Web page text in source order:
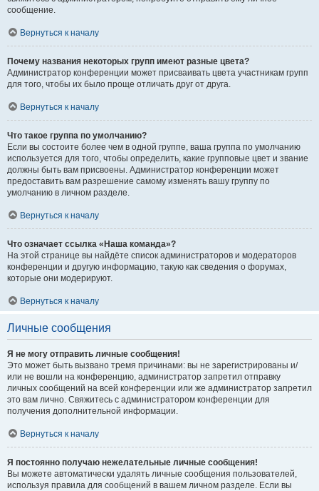
сообщение.
Вернуться к началу
Почему названия некоторых групп имеют разные цвета?
Администратор конференции может присваивать цвета участникам групп
для того, чтобы их было проще отличать друг от друга.
Вернуться к началу
Что такое группа по умолчанию?
Если вы состоите более чем в одной группе, ваша группа по умолчанию
используется для того, чтобы определить, какие групповые цвет и звание
должны быть вам присвоены. Администратор конференции может
предоставить вам разрешение самому изменять вашу группу по
умолчанию в личном разделе.
Вернуться к началу
Что означает ссылка «Наша команда»?
На этой странице вы найдёте список администраторов и модераторов
конференции и другую информацию, такую как сведения о форумах,
которые они модерируют.
Вернуться к началу
Личные сообщения
Я не могу отправить личные сообщения!
Это может быть вызвано тремя причинами: вы не зарегистрированы и/
или не вошли на конференцию, администратор запретил отправку
личных сообщений на всей конференции или же администратор запретил
это вам лично. Свяжитесь с администратором конференции для
получения дополнительной информации.
Вернуться к началу
Я постоянно получаю нежелательные личные сообщения!
Вы можете автоматически удалять личные сообщения пользователей,
используя правила для сообщений в вашем личном разделе. Если вы